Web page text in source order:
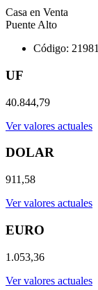
Casa en Venta
Puente Alto
Código: 21981
UF
40.844,79
Ver valores actuales
DOLAR
911,58
Ver valores actuales
EURO
1.053,36
Ver valores actuales